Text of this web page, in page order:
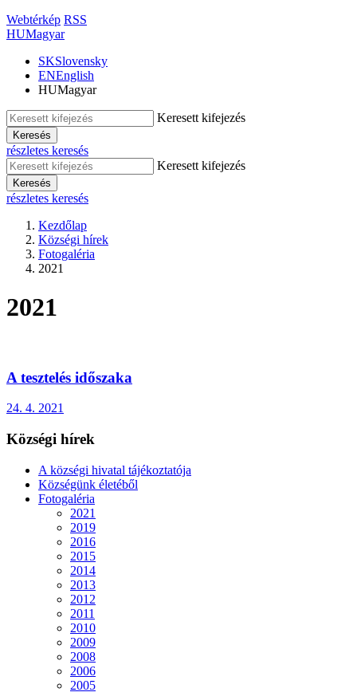
Webtérkép RSS
HUMagyar
SKSlovensky
ENEnglish
HUMagyar
Keresett kifejezés
Keresés
részletes keresés
Keresett kifejezés
Keresés
részletes keresés
Kezdőlap
Községi hírek
Fotogaléria
2021
2021
A tesztelés időszaka
24. 4. 2021
Községi hírek
A községi hivatal tájékoztatója
Községünk életéből
Fotogaléria
2021
2019
2016
2015
2014
2013
2012
2011
2010
2009
2008
2006
2005